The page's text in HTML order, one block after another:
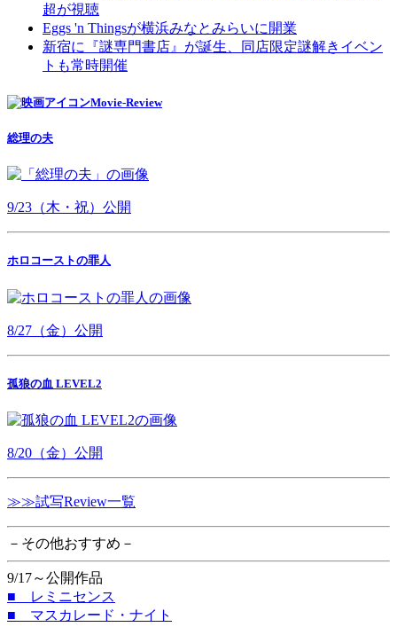
超が視聴
Eggs 'n Thingsが横浜みなとみらいに開業
新宿に『謎専門書店』が誕生、同店限定謎解きイベン
トも常時開催
Movie-Review
総理の夫
9/23（木・祝）公開
ホロコーストの罪人
8/27（金）公開
孤狼の血 LEVEL2
8/20（金）公開
≫≫試写Review一覧
－その他おすすめ－
9/17～公開作品
■ レミニセンス
■ マスカレード・ナイト